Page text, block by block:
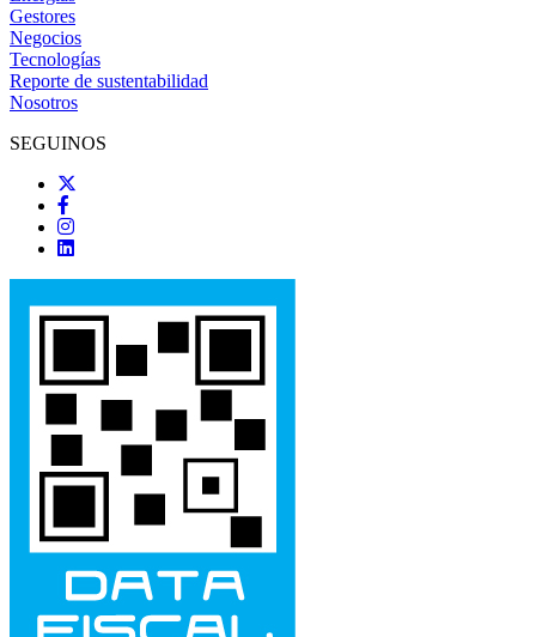
Gestores
Negocios
Tecnologías
Reporte de sustentabilidad
Nosotros
SEGUINOS